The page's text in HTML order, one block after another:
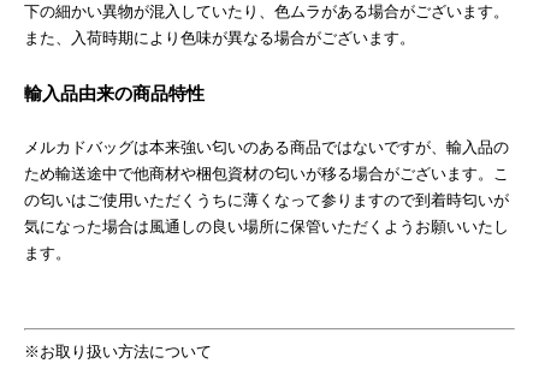
下の細かい異物が混入していたり、色ムラがある場合がございます。
また、入荷時期により色味が異なる場合がございます。
輸入品由来の商品特性
メルカドバッグは本来強い匂いのある商品ではないですが、輸入品の
ため輸送途中で他商材や梱包資材の匂いが移る場合がございます。こ
の匂いはご使用いただくうちに薄くなって参りますので到着時匂いが
気になった場合は風通しの良い場所に保管いただくようお願いいたし
ます。
※お取り扱い方法について